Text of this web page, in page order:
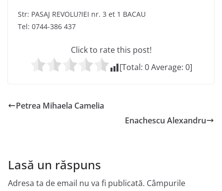
Str: PASAJ REVOLU?IEI nr. 3 et 1 BACAU
Tel: 0744-386 437
Click to rate this post!
[Total: 0Average: 0]
Petrea Mihaela Camelia
Enachescu Alexandru
Lasă un răspuns
Adresa ta de email nu va fi publicată. Câmpurile